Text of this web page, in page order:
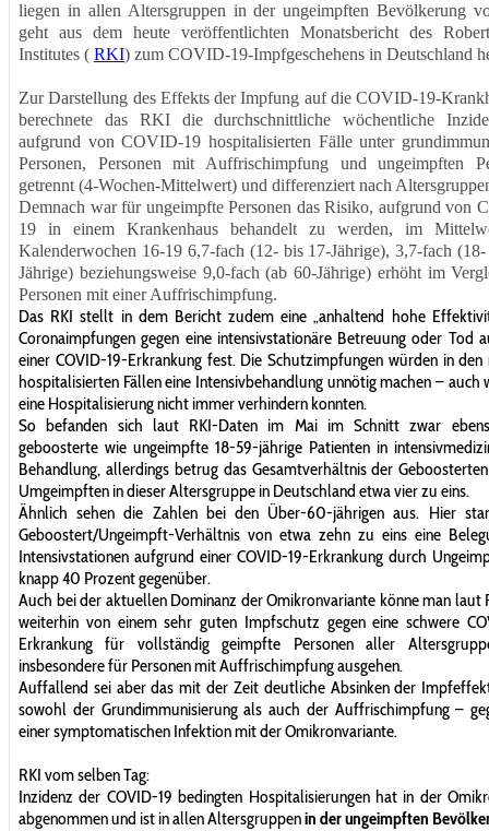
liegen in allen Altersgruppen in der ungeimpften Bevölkerung
geht aus dem heute veröffentlichten Monatsbericht des
Institutes ( RKI) zum COVID-19-Impfgeschehens in Deutschland
Zur Darstellung des Effekts der Impfung auf die COVID-19-
berechnete das RKI die durch­schnitt­liche wöchentliche
aufgrund von COVID-19 hospitalisierten Fälle unter
Personen, Personen mit Auffrischimpfung und ungeimpften
getrennt (4-Wochen-Mittelwert) und differenziert nach
Demnach war für ungeimpfte Personen das Risiko, aufgrund von
19 in einem Krankenhaus behandelt zu werden, im
Kalenderwochen 16-19 6,7-fach (12- bis 17-Jährige), 3,7-fach
Jährige) beziehungsweise 9,0-fach (ab 60-Jährige) erhöht im
Personen mit einer Auffrischimpfung.
Das RKI stellt in dem Bericht zudem eine „anhaltend hohe
Coronaimpfungen gegen eine in­ten­sivstationäre Betreuung oder Tod
einer COVID-19-Erkrankung fest. Die Schutzimpfungen würden in den
hospitalisierten Fällen eine Intensivbehandlung unnötig machen – auch
eine Hos­pitalisierung nicht immer verhindern konnten.
So befanden sich laut RKI-Daten im Mai im Schnitt zwar
geboosterte wie ungeimpfte 18-59-jährige Patienten in
Behandlung, allerdings betrug das Gesamtverhältnis der
Umgeimpften in dieser Altersgruppe in Deutschland etwa vier zu eins.
Ähnlich sehen die Zahlen bei den Über-60-jährigen aus. Hier
Geboostert/Ungeimpft-Verhältnis von etwa zehn zu eins eine
Intensivstationen aufgrund einer COVID-19-Erkrankung durch
knapp 40 Prozent gegenüber.
Auch bei der aktuellen Dominanz der Omikronvariante könne man laut
weiterhin von einem sehr guten Impfschutz gegen eine schwere
Erkrankung für vollständig geimpfte Personen aller
insbesondere für Personen mit Auffrischimpfung ausgehen.
Auffallend sei aber das mit der Zeit deutliche Absinken der
sowohl der Grundimmunisierung als auch der Auffrischimpfung –
einer symptomatischen Infektion mit der Omikronvariante.
RKI vom selben Tag:
Inzidenz der COVID-19 bedingten Hospitalisierungen hat in der
abgenommen und ist in allen Altersgruppenin der ungeimpften